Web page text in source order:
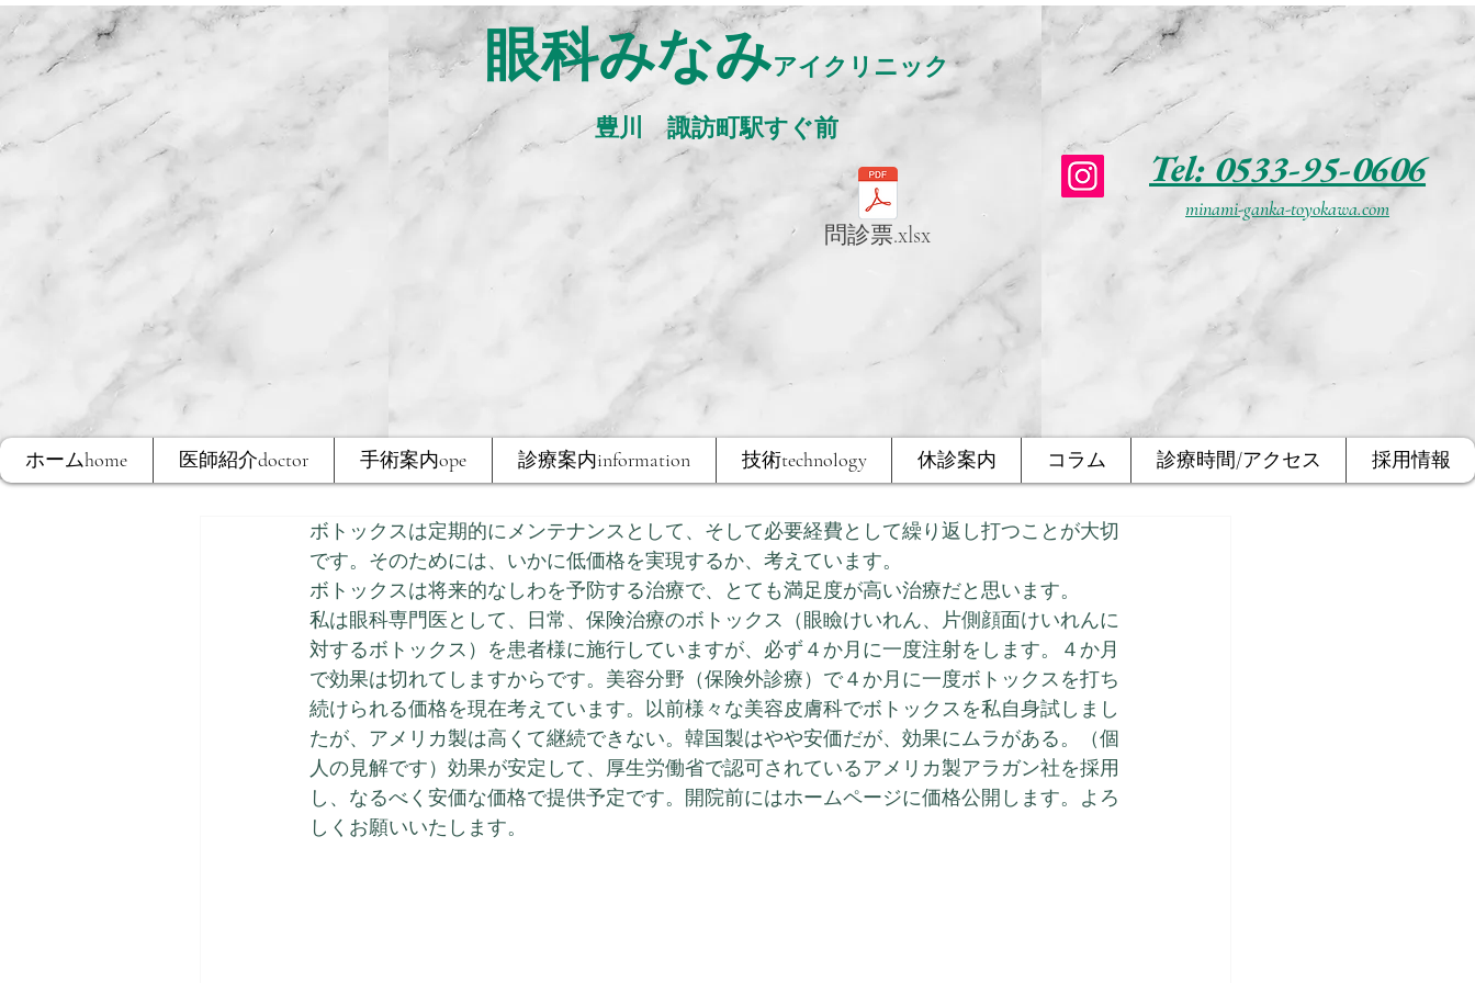
眼科みなみアイクリニック
​豊川 諏訪町駅すぐ前
問診票.xlsx
Tel: 0533-95-0606
minami-ganka-toyokawa.com
ホームhome 医師紹介doctor 手術案内ope 診療案内information 技術technology 休診案内 コラム 診療時間/アクセス 採用情報
ボトックスは定期的にメンテナンスとして、そして必要経費として繰り返し打つことが大切
です。そのためには、いかに低価格を実現するか、考えています。
ボトックスは将来的なしわを予防する治療で、とても満足度が高い治療だと思います。
私は眼科専門医として、日常、保険治療のボトックス（眼瞼けいれん、片側顔面けいれんに
対するボトックス）を患者様に施行していますが、必ず４か月に一度注射をします。４か月
で効果は切れてしますからです。美容分野（保険外診療）で４か月に一度ボトックスを打ち
続けられる価格を現在考えています。以前様々な美容皮膚科でボトックスを私自身試しまし
たが、アメリカ製は高くて継続できない。韓国製はやや安価だが、効果にムラがある。（個
人の見解です）効果が安定して、厚生労働省で認可されているアメリカ製アラガン社を採用
し、なるべく安価な価格で提供予定です。開院前にはホームページに価格公開します。よろ
しくお願いいたします。